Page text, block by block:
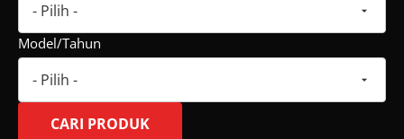
Model/Tahun
CARI PRODUK